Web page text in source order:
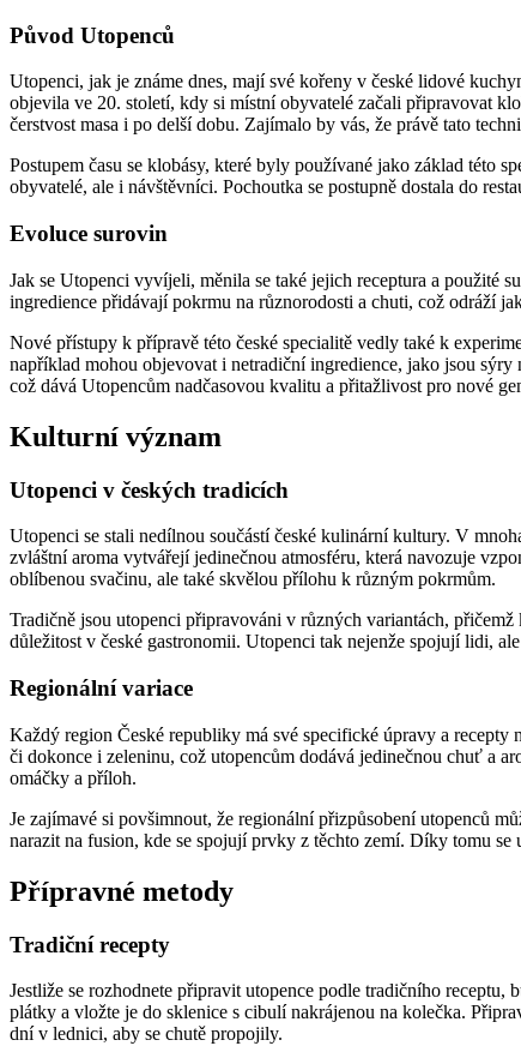
Původ Utopenců
Utopenci, jak je známe dnes, mají své kořeny v české lidové
objevila ve 20. století, kdy si místní obyvatelé začali připravovat
čerstvost masa i po delší dobu. Zajímalo by vás, že právě tato
Postupem času se klobásy, které byly používané jako základ této
obyvatelé, ale i návštěvníci. Pochoutka se postupně dostala do
Evoluce surovin
Jak se Utopenci vyvíjeli, měnila se také jejich receptura a použité
ingredience přidávají pokrmu na různorodosti a chuti, což odráží
Nové přístupy k přípravě této české specialitě vedly také k
například mohou objevovat i netradiční ingredience, jako jsou
což dává Utopencům nadčasovou kvalitu a přitažlivost pro nové
Kulturní význam
Utopenci v českých tradicích
Utopenci se stali nedílnou součástí české kulinární kultury. V
zvláštní aroma vytvářejí jedinečnou atmosféru, která navozuje
oblíbenou svačinu, ale také skvělou přílohu k různým pokrmům.
Tradičně jsou utopenci připravováni v různých variantách,
důležitost v české gastronomii. Utopenci tak nejenže spojují lidi,
Regionální variace
Každý region České republiky má své specifické úpravy a
či dokonce i zeleninu, což utopencům dodává jedinečnou chuť a
omáčky a příloh.
Je zajímavé si povšimnout, že regionální přizpůsobení utopenců
narazit na fusion, kde se spojují prvky z těchto zemí. Díky tomu
Přípravné metody
Tradiční recepty
Jestliže se rozhodnete připravit utopence podle tradičního
plátky a vložte je do sklenice s cibulí nakrájenou na kolečka.
dní v lednici, aby se chutě propojily.